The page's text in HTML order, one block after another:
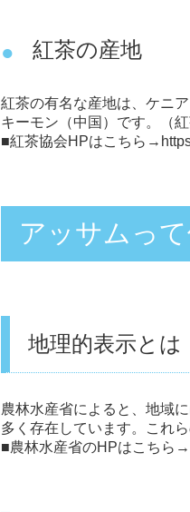
紅茶の産地
紅茶の有名な産地は、ケニ
キーモン（中国）です。（紅
■紅茶協会HPはこちら→
アッサムっ
地理的表示とは
農林水産省によると、地域
多く存在しています。これ
■農林水産省のHPはこちら→